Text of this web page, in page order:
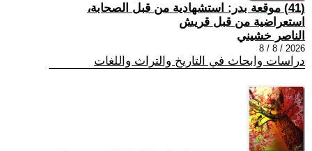
(41) موقعة بدر: استشهادية من قبل الصحابة،
استعراضية من قبل قريش
الناصر خشيني
2026 / 8 / 8
دراسات وابحاث في التاريخ والتراث واللغات